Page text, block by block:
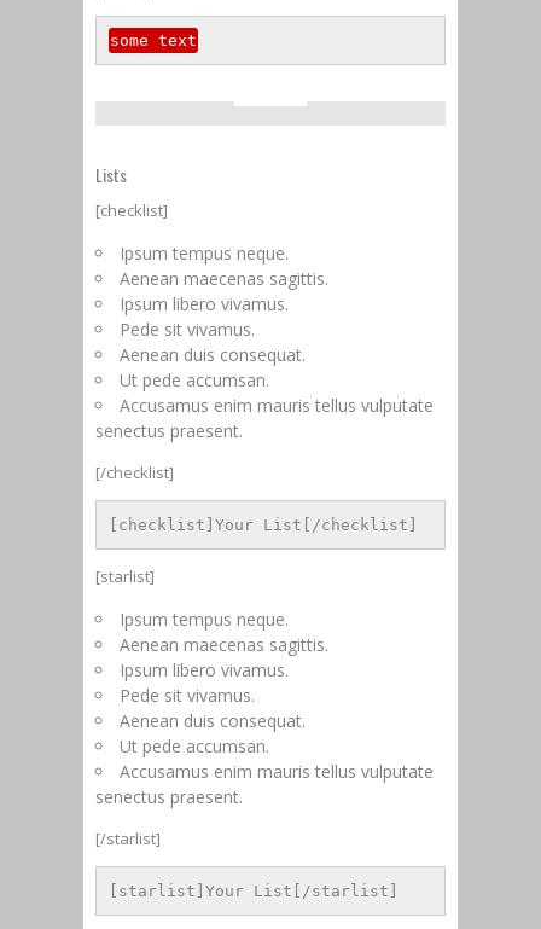
some text
Lists
[checklist]
Ipsum tempus neque.
Aenean maecenas sagittis.
Ipsum libero vivamus.
Pede sit vivamus.
Aenean duis consequat.
Ut pede accumsan.
Accusamus enim mauris tellus vulputate
senectus praesent.
[/checklist]
[checklist]Your List[/checklist]
[starlist]
Ipsum tempus neque.
Aenean maecenas sagittis.
Ipsum libero vivamus.
Pede sit vivamus.
Aenean duis consequat.
Ut pede accumsan.
Accusamus enim mauris tellus vulputate
senectus praesent.
[/starlist]
[starlist]Your List[/starlist]